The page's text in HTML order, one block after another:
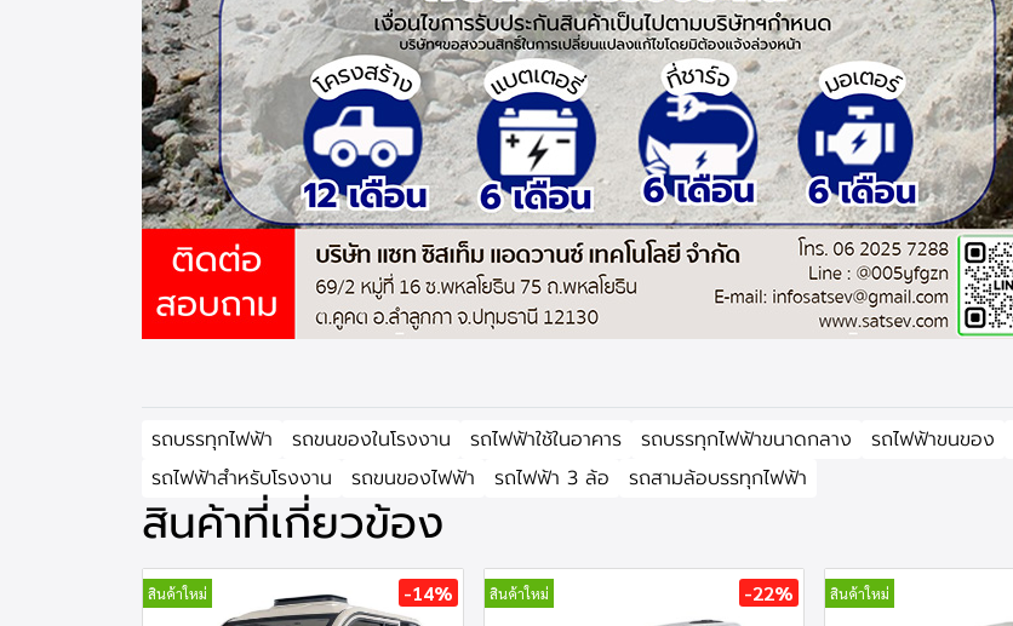
รถบรรทุกไฟฟ้า รถขนของในโรงงาน รถไฟฟ้าใช้ในอาคาร รถบรรทุกไฟฟ้าขนาดกลาง รถไฟฟ้าขนของ
รถไฟฟ้าสำหรับโรงงาน
รถขนของไฟฟ้า รถไฟฟ้า 3 ล้อ รถสามล้อบรรทุกไฟฟ้า
สินค้าที่เกี่ยวข้อง
สินค้าใหม่ -14% สินค้าใหม่ -22% สินค้าใหม่